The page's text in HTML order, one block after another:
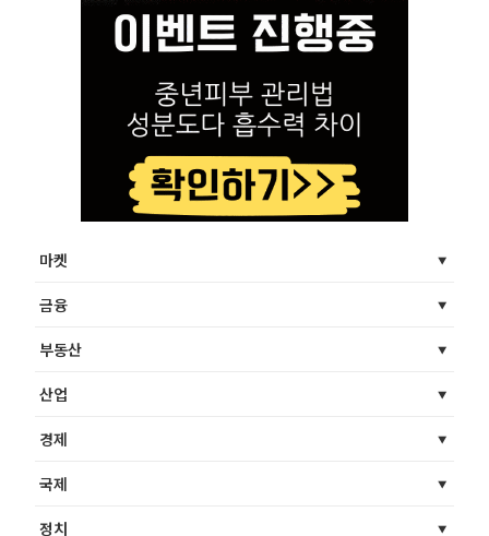
마켓
금융
부동산
산업
경제
국제
정치